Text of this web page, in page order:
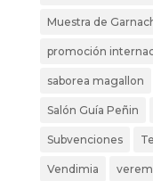
Muestra de
promoción
saborea magallon
Salón Guía Peñin
Subvenciones
Vendimia